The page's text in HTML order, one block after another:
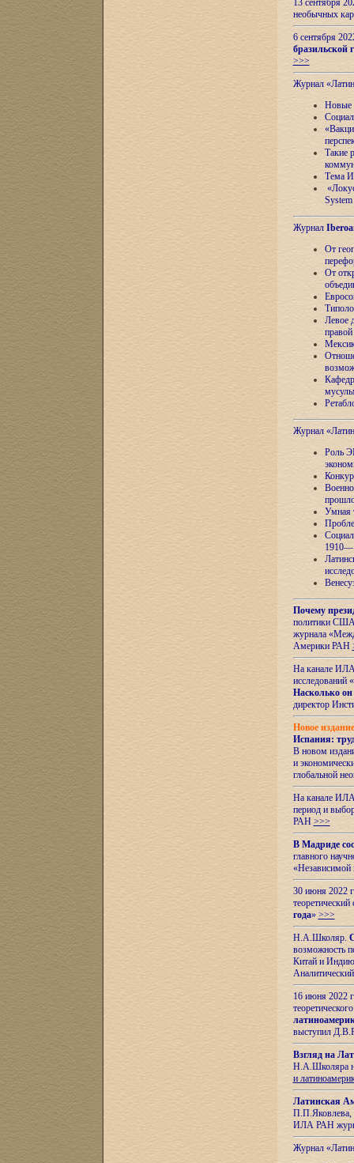
13 сентября
необычных
6 сентября
бразильской
>>>
Журнал
Новые
Такие
Тема
Журнал
От
От
Левое
Журнал
Роль
Умная
Почему
политики США
журнала
Америки РАН
На канале ИЛА
исследований «
Насколько он
директор
Новое
Испания:
В новом
и
глобальной
На канале
период и
РАН >>>
В Мадриде
главного
«Независимой
30 июня 2022
года» >>>
Н.А.Школяр.
возможность
Китай и
16 июня 2022
выступил
Взгляд на
Н.А.Школяра
и
Латинская
П.П.Яковлева,
ИЛА РАН
Журнал